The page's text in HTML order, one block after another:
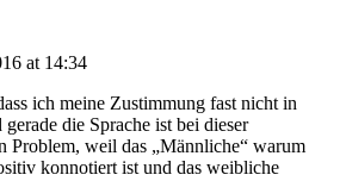
at 14:34
ich meine Zustimmung fast nicht in
die Sprache ist bei dieser
Problem, weil das „Männliche“ warum
konnotiert ist und das weibliche